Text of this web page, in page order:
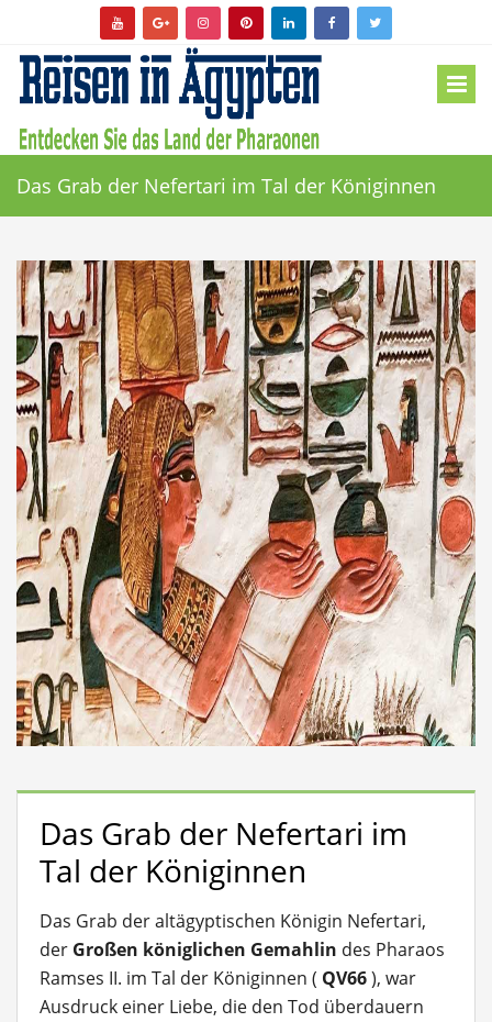
Das Grab der Nefertari im Tal der Königinnen
Das Grab der Nefertari im
Tal der Königinnen
Das Grab der altägyptischen Königin Nefertari,
der Großen königlichen Gemahlin des Pharaos
Ramses II. im Tal der Königinnen ( QV66), war
Ausdruck einer Liebe, die den Tod überdauern